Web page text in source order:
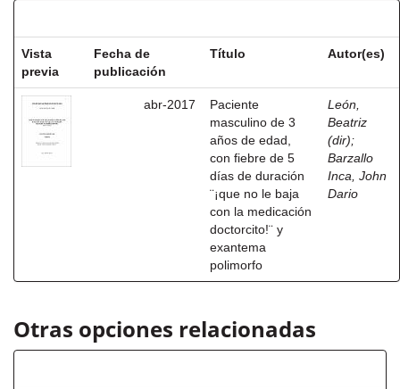
Vista
previa
Fecha de
publicación
Título Autor(es)
abr-2017
Paciente
masculino de 3
años de edad,
con fiebre de 5
días de duración
¨¡que no le baja
con la medicación
doctorcito!¨ y
exantema
polimorfo
León,
Beatriz
(dir);
Barzallo
Inca, John
Dario
Otras opciones relacionadas